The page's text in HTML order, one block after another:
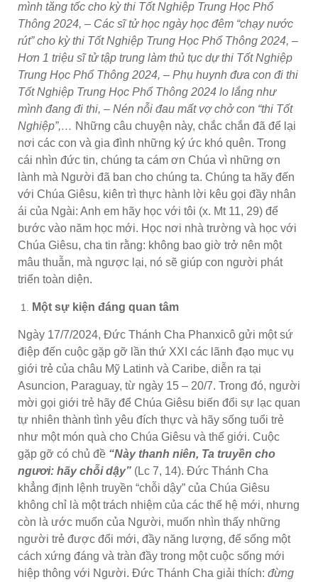
mình tăng tốc cho kỳ thi Tốt Nghiệp Trung Học Phổ
Thông 2024, – Các sĩ tử học ngày học đêm “chạy nước
rút” cho kỳ thi Tốt Nghiệp Trung Học Phổ Thông 2024, –
Hơn 1 triệu sĩ tử tập trung làm thủ tục dự thi Tốt Nghiệp
Trung Học Phổ Thông 2024, – Phụ huynh đưa con đi thi
Tốt Nghiệp Trung Học Phổ Thông 2024 lo lắng như
mình đang đi thi, – Nén nỗi đau mất vợ chở con “thi Tốt
Nghiệp”,… Những câu chuyện này, chắc chắn đã để lại
nơi các con và gia đình những ký ức khó quên. Trong
cái nhìn đức tin, chúng ta cám ơn Chúa vì những ơn
lành mà Người đã ban cho chúng ta. Chúng ta hãy đến
với Chúa Giêsu, kiên trì thực hành lời kêu gọi đầy nhân
ái của Ngài: Anh em hãy học với tôi (x. Mt 11, 29) để
bước vào năm học mới. Học nơi nhà trường và học với
Chúa Giêsu, cha tin rằng: không bao giờ trở nên một
mâu thuẫn, mà ngược lại, nó sẽ giúp con người phát
triển toàn diện.
Một sự kiện đáng quan tâm
Ngày 17/7/2024, Đức Thánh Cha Phanxicô gửi một sứ
điệp đến cuộc gặp gỡ lần thứ XXI các lãnh đạo mục vụ
giới trẻ của châu Mỹ Latinh và Caribe, diễn ra tại
Asuncion, Paraguay, từ ngày 15 – 20/7. Trong đó, người
mời gọi giới trẻ hãy để Chúa Giêsu biến đổi sự lạc quan
tự nhiên thành tình yêu đích thực và hãy sống tuổi trẻ
như một món quà cho Chúa Giêsu và thế giới. Cuộc
gặp gỡ có chủ đề “Này thanh niên, Ta truyền cho
ngươi: hãy chỗi dậy” (Lc 7, 14). Đức Thánh Cha
khẳng định lệnh truyền “chỗi dậy” của Chúa Giêsu
không chỉ là một trách nhiệm của các thế hệ mới, nhưng
còn là ước muốn của Người, muốn nhìn thấy những
người trẻ được đổi mới, đầy năng lượng, để sống một
cách xứng đáng và tràn đầy trong một cuộc sống mới
hiệp thông với Người. Đức Thánh Cha giải thích: đừng